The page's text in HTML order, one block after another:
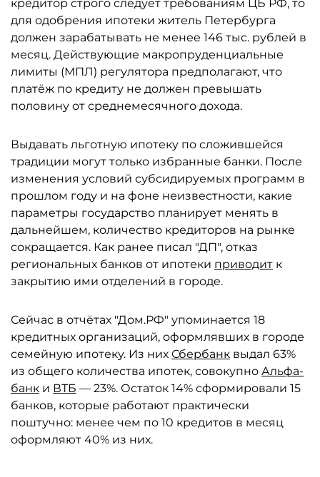
кредитор строго следует требованиям ЦБ РФ, то
для одобрения ипотеки житель Петербурга
должен зарабатывать не менее 146 тыс. рублей в
месяц. Действующие макропруденциальные
лимиты (МПЛ) регулятора предполагают, что
платёж по кредиту не должен превышать
половину от среднемесячного дохода.
Выдавать льготную ипотеку по сложившейся
традиции могут только избранные банки. После
изменения условий субсидируемых программ в
прошлом году и на фоне неизвестности, какие
параметры государство планирует менять в
дальнейшем, количество кредиторов на рынке
сокращается. Как ранее писал "ДП", отказ
региональных банков от ипотеки приводит к
закрытию ими отделений в городе.
Сейчас в отчётах "Дом.РФ" упоминается 18
кредитных организаций, оформлявших в городе
семейную ипотеку. Из них Сбербанк выдал 63%
из общего количества ипотек, совокупно Альфа-
банк и ВТБ — 23%. Остаток 14% сформировали 15
банков, которые работают практически
поштучно: менее чем по 10 кредитов в месяц
оформляют 40% из них.